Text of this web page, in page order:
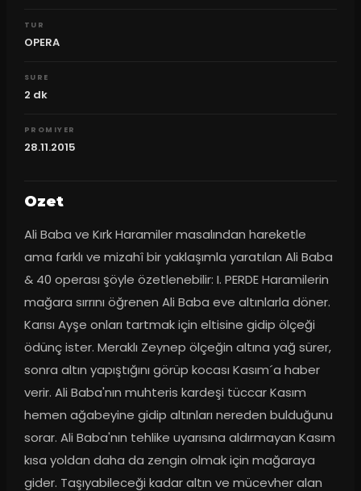
TUR
OPERA
SURE
2 dk
PROMIYER
28.11.2015
Ozet
Ali Baba ve Kırk Haramiler masalından hareketle
ama farklı ve mizahî bir yaklaşımla yaratılan Ali Baba
& 40 operası şöyle özetlenebilir: I. PERDE Haramilerin
mağara sırrını öğrenen Ali Baba eve altınlarla döner.
Karısı Ayşe onları tartmak için eltisine gidip ölçeği
ödünç ister. Meraklı Zeynep ölçeğin altına yağ sürer,
sonra altın yapıştığını görüp kocası Kasım´a haber
verir. Ali Baba'nın muhteris kardeşi tüccar Kasım
hemen ağabeyine gidip altınları nereden bulduğunu
sorar. Ali Baba'nın tehlike uyarısına aldırmayan Kasım
kısa yoldan daha da zengin olmak için mağaraya
gider. Taşıyabileceği kadar altın ve mücevher alan